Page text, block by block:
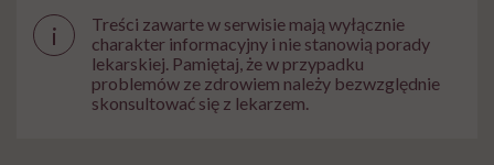
i
Treści zawarte w serwisie mają wyłącznie
charakter informacyjny i nie stanowią porady
lekarskiej. Pamiętaj, że w przypadku
problemów ze zdrowiem należy bezwzględnie
skonsultować się z lekarzem.